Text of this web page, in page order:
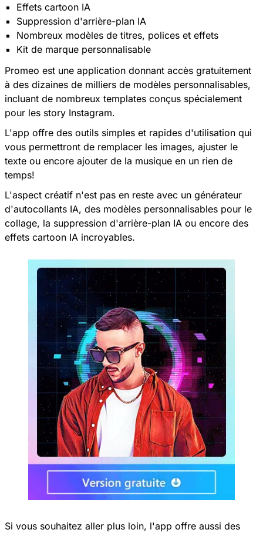
Effets cartoon IA
Suppression d'arrière-plan IA
Nombreux modèles de titres, polices et effets
Kit de marque personnalisable
Promeo est une application donnant accès gratuitement
à des dizaines de milliers de modèles personnalisables,
incluant de nombreux templates conçus spécialement
pour les story Instagram.
L'app offre des outils simples et rapides d'utilisation qui
vous permettront de remplacer les images, ajuster le
texte ou encore ajouter de la musique en un rien de
temps!
L'aspect créatif n'est pas en reste avec un générateur
d'autocollants IA, des modèles personnalisables pour le
collage, la suppression d'arrière-plan IA ou encore des
effets cartoon IA incroyables.
Si vous souhaitez aller plus loin, l'app offre aussi des